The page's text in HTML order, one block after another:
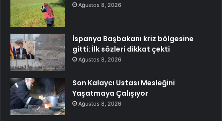
Ağustos 8, 2026
İspanya Başbakanı kriz bölgesine
gitti: İlk sözleri dikkat çekti
Ağustos 8, 2026
Son Kalaycı Ustası Mesleğini
Yaşatmaya Çalışıyor
Ağustos 8, 2026